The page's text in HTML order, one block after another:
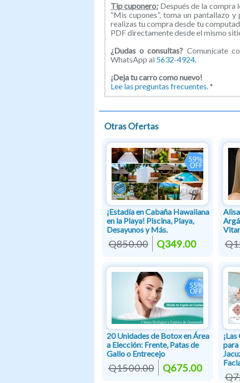
Tip cuponero: Después de la compra
“Mis cupones”, toma un pantallazo
realizas tu compra desde tu
PDF directamente desde el mismo
¿Dudas o consultas? Comunícate
WhatsApp al 5632-4924.
¡Deja tu carro como nuevo!
Lee las preguntas frecuentes.*
Otras Ofertas
¡Estadía en Cabaña Hawaiiana
en la Playa! Piscina, Playa,
Desayunos y Más.
Q850.00 Q349.00
20 Unidades de Botox en Área
a Elección: Frente, Patas de
Gallo o Entrecejo
Q1500.00 Q675.00
para